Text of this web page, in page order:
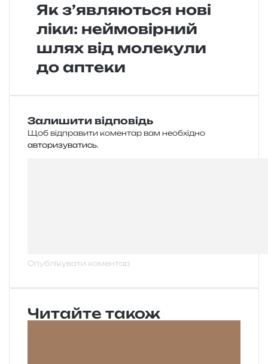
Як з’являються нові
ліки: неймовірний
шлях від молекули
до аптеки
Залишити відповідь
Щоб відправити коментар вам необхідно
авторизуватись.
Читайте також